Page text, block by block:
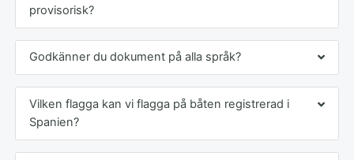
provisorisk?
Godkänner du dokument på alla språk?
Vilken flagga kan vi flagga på båten registrerad i
Spanien?